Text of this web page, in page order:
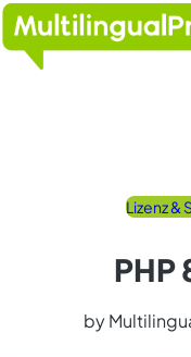
Startseite
Lizenz &
PHP
by